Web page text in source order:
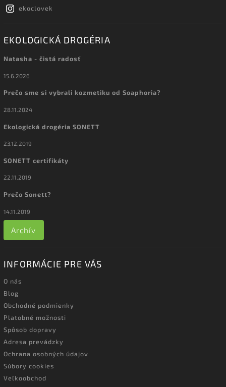
ekoclovek
EKOLOGICKÁ DROGÉRIA
Natasha - čistá radosť
15.6.2026
Prečo sme si vybrali kozmetiku od Soaphoria?
28.11.2024
Ekologická drogéria SONETT
23.12.2019
SONETT certifikáty
22.11.2019
Prečo Sonett?
14.11.2019
Archív
INFORMÁCIE PRE VÁS
O nás
Blog
Obchodné podmienky
Platobné možnosti
Spôsob dopravy
Adresa prevádzky
Ochrana osobných údajov
Súbory cookies
Veľkoobchod